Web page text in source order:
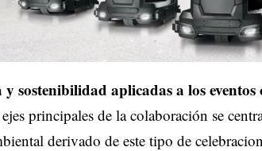
y sostenibilidad aplicadas a los
principales de la colaboración se
derivado de este tipo de